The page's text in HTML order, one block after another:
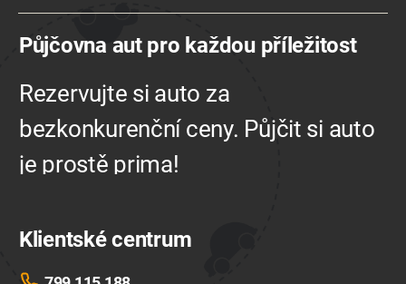
mail
Půjčovna aut pro každou příležitost
Rezervujte si auto za
bezkonkurenční ceny. Půjčit si auto
je prostě prima!
Klientské centrum